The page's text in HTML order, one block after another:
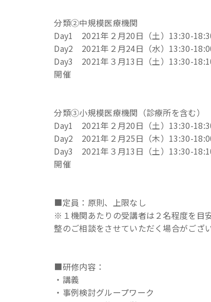
分類②中規模医療機関
Day1 2021年２月20日（土）13:30-
Day2 2021年２月24日（水）13:30-
Day3 2021年３月13日（土）13:30-
開催
分類③小規模医療機関（診療所を含む）
Day1 2021年２月20日（土）13:30-
Day2 2021年２月25日（木）13:30-
Day3 2021年３月13日（土）13:30-
開催
■定員：原則、上限なし
※１機関あたりの受講者は２名程度を目
整のご相談をさせていただく場合がござい
■研修内容：
・講義
・事例検討グループワーク